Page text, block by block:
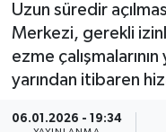
Uzun süredir
Merkezi, gerekli
ezme çalışmalarının
yarından itibaren
06.01.2026 - 19:34
Köşe Yazıları
Hakkımda
Son Dakika
Haber Arşivi